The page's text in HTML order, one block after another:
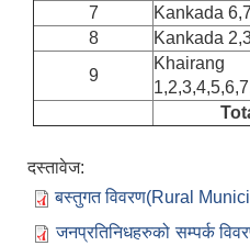
7
Kankada
8
Kankada
9
Khairang
दस्तावेज:
बस्तुगत विवरण(Rural
जनप्रतिनिधहरुको सम्पर्क